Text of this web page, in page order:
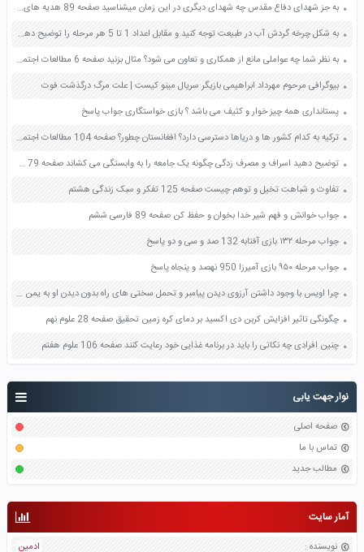
نوار جهت یابی
صفحه اصلی
تماس با ما
مطالب جدید
آمار سایت
نویسنده : ادمین
به جز شهدای دفاع مقدس چه شهدای دیگری در این زمان میشناسید صفحه 89 هدیه های آسمان ششم
به شکل چرخه گردش آب در طبیعت توجه کنید و مقابل اعداد 1 تا 5 هر مرحله را توضیح دهید صفحه 79 مطالعات اجتماعی هفتم
به نظر شما چه عواملی مانع از همکاری و تعاون می شود؟ مثال بزنید صفحه 6 مطالعات اجتماعی هشتم
بیوگرافی مرحوم مهرداد ابراهیمی بازیگر سریال مینو کیست | علت مرگ درگذشت فوت
پستانداری همه چیز خوار و کثیف می باشد ؟ بازی خواستگاری جواب پاسخ
ترکیه به کدام کشور ها و دریاها دسترسی دارد؟ افغانستان چطور؟ صفحه 104 مطالعات اجتماعی ششم
توضیح دهید اسراف و مصرف زدگی چگونه یک جامعه را به وابستگی می کشاند صفحه 79 پیام های آسمان هشتم
تفاوت و شباهت تخیل و توهم چیست صفحه 125 تفکر و سبک زندگی هشتم
جواب خوانش و فهم شیر خدا بخوان و حفظ کن صفحه 89 فارسی ششم
جواب مرحله ۱۳۲ بازی آفتابه 132 صد و سی و دو پاسخ
جواب مرحله ۹۵۰ بازی آمیرزا 950 نهصد و پنجاه پاسخ
چرا اویس با وجود داشتن آرزوی دیدن پیامبر و تحمل سختی های راه بدون دیدن او به یمن بازگشت صفحه 25 تفکر و پژوهش ششم
چگونگی تاثیر افزایش کربن دی اکسید بر دمای کره زمین تحقیق صفحه 28 علوم نهم
چنین افرادی چه نکاتی را باید در برنامه غذایی خود رعایت کنند صفحه 106 علوم هفتم